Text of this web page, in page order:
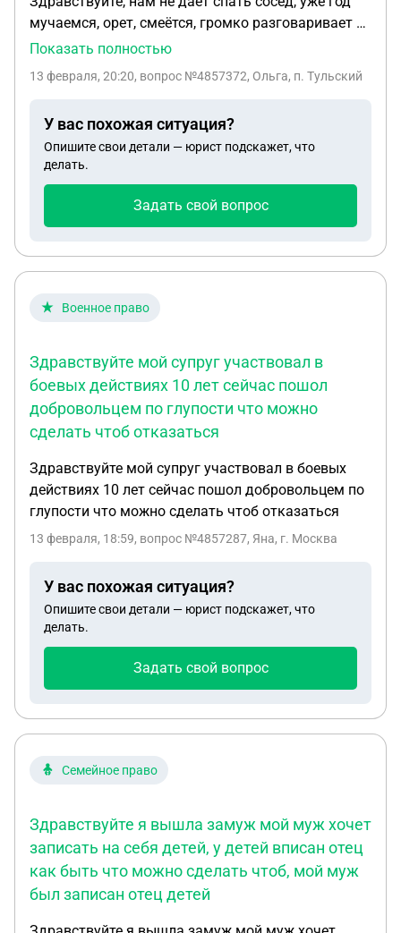
мучаемся, орет, смеётся, громко разговаривает и
так всю ночь. Вызываем наряды полиции,
заявлений, полиция говорит, что не слышат шума,
Подскажите пожалуйста что можно сделать?
Показать полностью
13 февраля, 20:20, вопрос №4857372, Ольга, п. Тульский
У вас похожая ситуация?
Опишите свои детали — юрист подскажет, что
делать.
Задать свой вопрос
Военное право
Здравствуйте мой супруг участвовал в
боевых действиях 10 лет сейчас пошол
добровольцем по глупости что можно
сделать чтоб отказаться
Здравствуйте мой супруг участвовал в боевых
действиях 10 лет сейчас пошол добровольцем по
глупости что можно сделать чтоб отказаться
13 февраля, 18:59, вопрос №4857287, Яна, г. Москва
У вас похожая ситуация?
Опишите свои детали — юрист подскажет, что
делать.
Задать свой вопрос
Семейное право
Здравствуйте я вышла замуж мой муж хочет
записать на себя детей, у детей вписан отец
как быть что можно сделать чтоб, мой муж
был записан отец детей